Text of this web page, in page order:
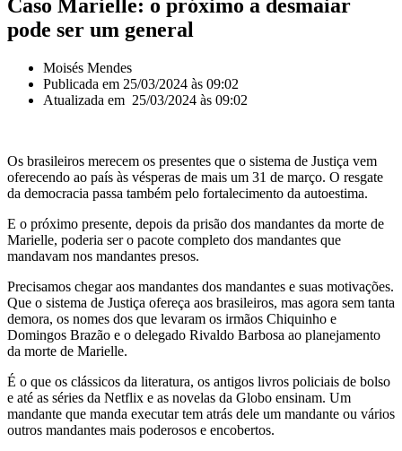
Caso Marielle: o próximo a desmaiar
pode ser um general
Moisés Mendes
Publicada em 25/03/2024 às 09:02
Atualizada em 25/03/2024 às 09:02
Os brasileiros merecem os presentes que o sistema de Justiça vem
oferecendo ao país às vésperas de mais um 31 de março. O resgate
da democracia passa também pelo fortalecimento da autoestima.
E o próximo presente, depois da prisão dos mandantes da morte de
Marielle, poderia ser o pacote completo dos mandantes que
mandavam nos mandantes presos.
Precisamos chegar aos mandantes dos mandantes e suas motivações.
Que o sistema de Justiça ofereça aos brasileiros, mas agora sem tanta
demora, os nomes dos que levaram os irmãos Chiquinho e
Domingos Brazão e o delegado Rivaldo Barbosa ao planejamento
da morte de Marielle.
É o que os clássicos da literatura, os antigos livros policiais de bolso
e até as séries da Netflix e as novelas da Globo ensinam. Um
mandante que manda executar tem atrás dele um mandante ou vários
outros mandantes mais poderosos e encobertos.